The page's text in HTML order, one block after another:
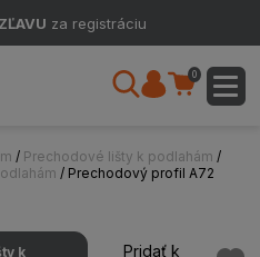
za registráciu
0
/ Prechodové lišty k podlahám /
/ Prechodový profil A72
k
Pridať k